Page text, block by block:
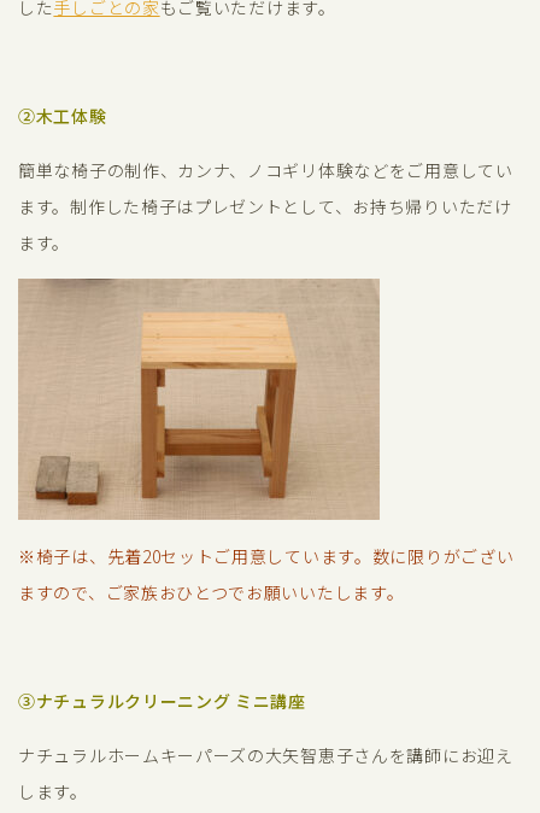
した手しごとの家もご覧いただけます。
②木工体験
簡単な椅子の制作、カンナ、ノコギリ体験などをご用意してい
ます。制作した椅子はプレゼントとして、お持ち帰りいただけ
ます。
※椅子は、先着20セットご用意しています。数に限りがござい
ますので、ご家族おひとつでお願いいたします。
③ナチュラルクリーニング ミニ講座
ナチュラルホームキーパーズの大矢智恵子さんを講師にお迎え
します。